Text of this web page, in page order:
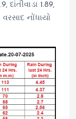
દાંતીવાડા 1.89,
નોંધાયો